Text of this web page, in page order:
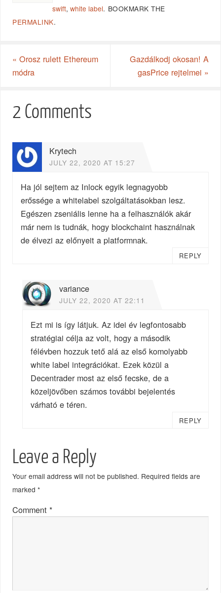
swift,white label. BOOKMARK THE
PERMALINK.
« Orosz rulett Ethereum
módra
Gazdálkodj okosan! A
gasPrice rejtelmei »
2 Comments
Krytech
JULY 22, 2020 AT 15:27
Ha jól sejtem az Inlock egyik legnagyobb
erőssége a whitelabel szolgáltatásokban lesz.
Egészen zseniális lenne ha a felhasználók akár
már nem is tudnák, hogy blockchaint használnak
de élvezi az előnyeit a platformnak.
REPLY
variance
JULY 22, 2020 AT 22:11
Ezt mi is így látjuk. Az idei év legfontosabb
stratégiai célja az volt, hogy a második
félévben hozzuk tető alá az első komolyabb
white label integrációkat. Ezek közül a
Decentrader most az első fecske, de a
közeljövőben számos további bejelentés
várható e téren.
REPLY
Leave a Reply
Your email address will not be published. Required fields are
marked*
Comment*